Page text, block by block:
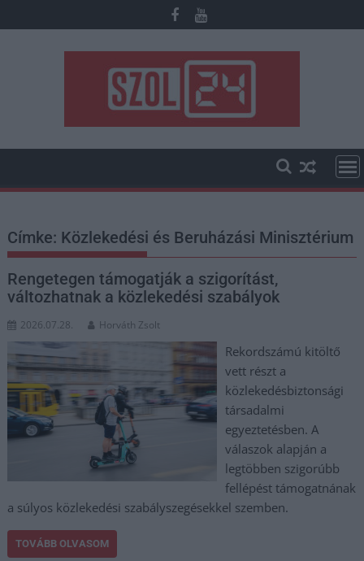
to
Címke: Közlekedési és Beruházási Minisztérium
Rengetegen támogatják a szigorítást,
változhatnak a közlekedési szabályok
2026.07.28. Horváth Zsolt
Rekordszámú kitöltő
vett részt a
közlekedésbiztonsági
társadalmi
egyeztetésben. A
válaszok alapján a
legtöbben szigorúbb
fellépést támogatnának
a súlyos közlekedési szabályszegésekkel szemben.
TOVÁBB OLVASOM